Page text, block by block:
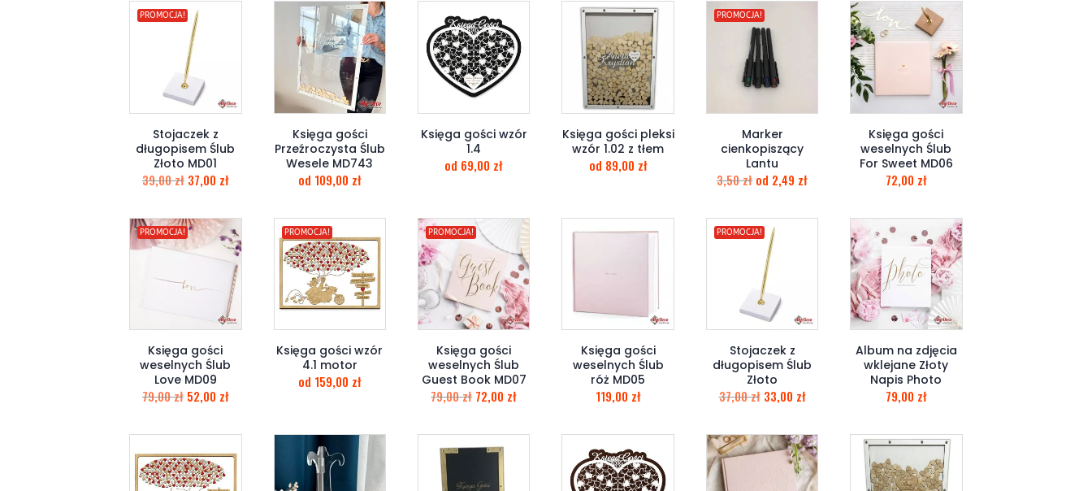
PROMOCJA!
Stojaczek z
długopisem Ślub
Złoto MD01
39,00zł 37,00 zł
Księga gości
Przeźroczysta Ślub
Wesele MD743
od 109,00 zł
Księga gości wzór
1.4
od 69,00 zł
Księga gości pleksi
wzór 1.02 z tłem
od 89,00 zł
PROMOCJA!
Marker
cienkopiszący
Lantu
3,50zł od 2,49 zł
Księga gości
weselnych Ślub
For Sweet MD06
72,00 zł
PROMOCJA!
Księga gości
weselnych Ślub
Love MD09
79,00zł 52,00 zł
PROMOCJA!
Księga gości wzór
4.1 motor
od 159,00 zł
PROMOCJA!
Księga gości
weselnych Ślub
Guest Book MD07
79,00zł 72,00 zł
Księga gości
weselnych Ślub
róż MD05
119,00 zł
PROMOCJA!
Stojaczek z
długopisem Ślub
Złoto
37,00zł 33,00 zł
Album na zdjęcia
wklejane Złoty
Napis Photo
79,00 zł